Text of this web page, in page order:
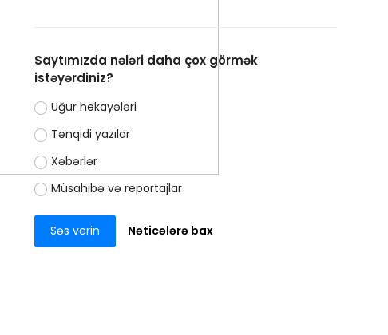
Saytımızda nələri daha çox görmək
istəyərdiniz?
Uğur hekayələri
Tənqidi yazılar
Xəbərlər
Müsahibə və reportajlar
Səs verin Nəticələrə bax